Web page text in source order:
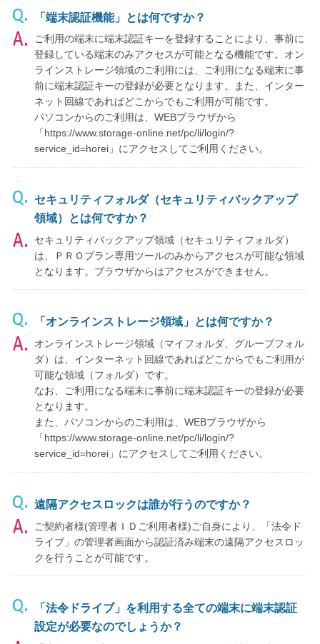
「端末認証機能」とは何ですか？
ご利用の端末に端末認証キーを登録することにより、事前に
登録している端末のみアクセスが可能となる機能です。オン
ラインストレージ領域のご利用には、ご利用になる端末に事
前に端末認証キーの登録が必要となります。また、インター
ネット回線であればどこからでもご利用が可能です。
パソコンからのご利用は、WEBブラウザから
「https://www.storage-online.net/pc/li/login/?
service_id=horei」にアクセスしてご利用ください。
セキュリティフォルダ（セキュリティバックアップ
領域）とは何ですか？
セキュリティバックアップ領域（セキュリティフォルダ）
は、ＰＲＯプラン専用ツールのみからアクセスが可能な領域
となります。ブラウザからはアクセスができません。
「オンラインストレージ領域」とは何ですか？
オンラインストレージ領域（マイフォルダ、グループフォル
ダ）は、インターネット回線であればどこからでもご利用が
可能な領域（フォルダ）です。
なお、ご利用になる端末に事前に端末認証キーの登録が必要
となります。
また、パソコンからのご利用は、WEBブラウザから
「https://www.storage-online.net/pc/li/login/?
service_id=horei」にアクセスしてご利用ください。
遠隔アクセスロックは誰が行うのですか？
ご契約者様(管理者ＩＤご利用者様)ご自身により、「法令ド
ライブ」の管理者画面から認証済み端末の遠隔アクセスロッ
クを行うことが可能です。
「法令ドライブ」を利用する全ての端末に端末認証
設定が必要なのでしょうか？